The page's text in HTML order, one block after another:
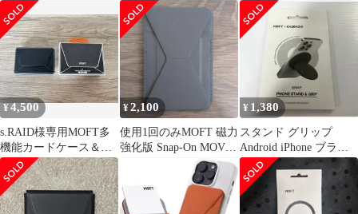
ルチスタンド（ピーチ
ピンク）
応サンライズオレンジ
¥4,500
s.RAID様専用MOFT多
機能カードケース＆ス
タンド付き（ジェット
ブラック）
¥2,100
使用1回のみMOFT 磁力
強化版 Snap-On MOVAS
¥ 1,380
スタンド グリップ
Android iPhone ブラッ
ク スマホスタンド 新品